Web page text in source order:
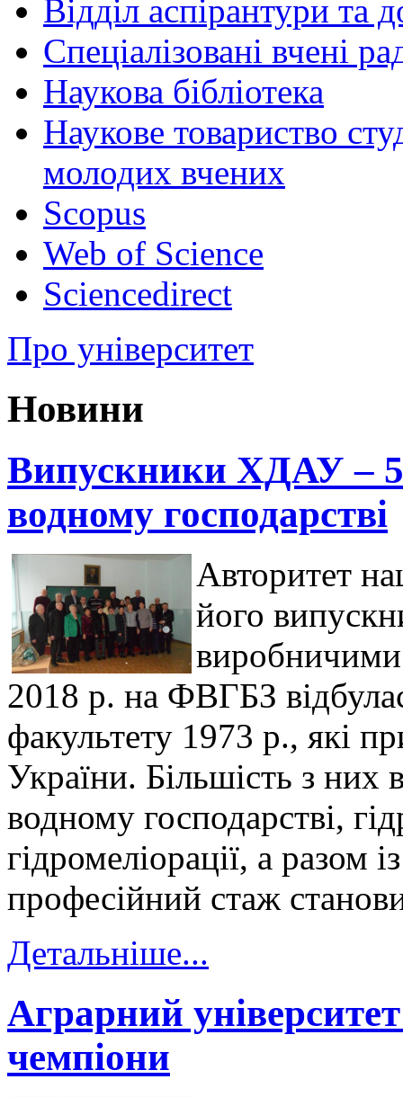
Відділ аспірантури та
Спеціалізовані вчені
Наукова бібліотека
Наукове товариство
молодих вчених
Scopus
Web of Science
Sciencedirect
Про університет
Новини
Випускники ХДАУ – 50
водному господарстві
Авторитет
його
2018 р. на ФВГБЗ
факультету 1973 р., які
України. Більшість з них
водному господарстві,
гідромеліорації, а разом
професійний стаж
Детальніше...
Аграрний
чемпіони